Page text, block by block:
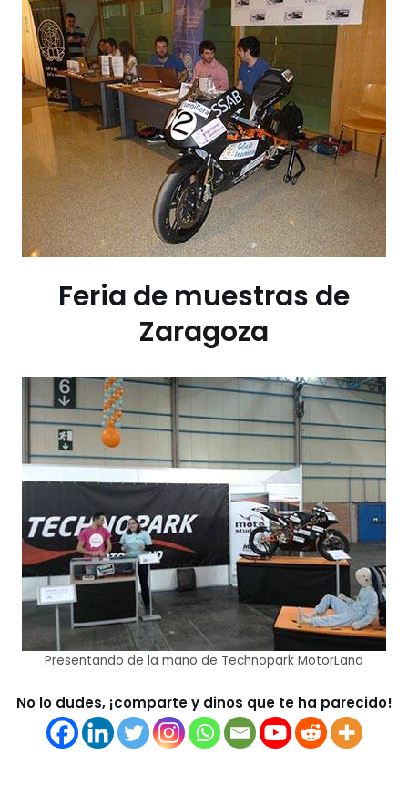
Feria de muestras de
Zaragoza
Presentando de la mano de Technopark MotorLand
No lo dudes, ¡comparte y dinos que te ha parecido!